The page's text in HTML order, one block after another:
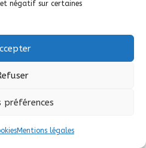
négatif sur certaines
préférences
Mentions légales
et la
utilise des
par pare-feu, la